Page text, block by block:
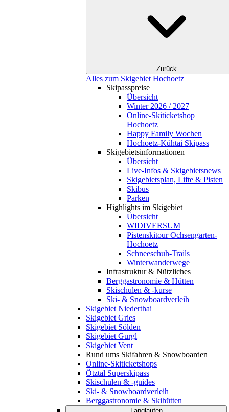
Zurück
Alles zum Skigebiet Hochoetz
Skipasspreise
Übersicht
Winter 2026 / 2027
Online-Skiticketshop
Hochoetz
Happy Family Wochen
Hochoetz-Kühtai Skipass
Skigebietsinformationen
Übersicht
Live-Infos & Skigebietsnews
Skigebietsplan, Lifte & Pisten
Skibus
Parken
Highlights im Skigebiet
Übersicht
WIDIVERSUM
Pistenskitour Ochsengarten-
Hochoetz
Schneeschuh-Trails
Winterwanderwege
Infrastruktur & Nützliches
Berggastronomie & Hütten
Skischulen & -kurse
Ski- & Snowboardverleih
Skigebiet Niederthai
Skigebiet Gries
Skigebiet Sölden
Skigebiet Gurgl
Skigebiet Vent
Rund ums Skifahren & Snowboarden
Online-Skiticketshops
Ötztal Superskipass
Skischulen & -guides
Ski- & Snowboardverleih
Berggastronomie & Skihütten